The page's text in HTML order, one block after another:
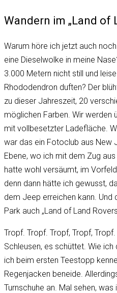
Wandern im „Land of
Warum höre ich jetzt auch
eine Dieselwolke in meine
3.000 Metern nicht still und
Rhododendron duften? Der
zu dieser Jahreszeit, 20
möglichen Farben. Wir werden
mit vollbesetzter Ladefläche.
war das ein Fotoclub aus New
Ebene, wo ich mit dem Zug
hatte wohl versäumt, im
denn dann hätte ich gewusst,
dem Jeep erreichen kann. Und
Park auch „Land of Land
Tropf. Tropf. Tropf, Tropf,
Schleusen, es schüttet. Wie
ich beim ersten Teestopp
Regenjacken beneide.
Turnschuhe an. Mal sehen,